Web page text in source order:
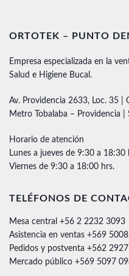
ORTOTEK – PUNTO
Empresa especializada en la
Salud e Higiene Bucal.
Av. Providencia 2633, Loc. 35 |
Metro Tobalaba – Providencia |
Horario de atención
Lunes a jueves de 9:30 a 18:30
Viernes de 9:30 a 18:00 hrs.
TELÉFONOS DE
Mesa central +56 2 2232 3093
Asistencia en ventas +569 5008
Pedidos y postventa +562
Mercado público +569 5097